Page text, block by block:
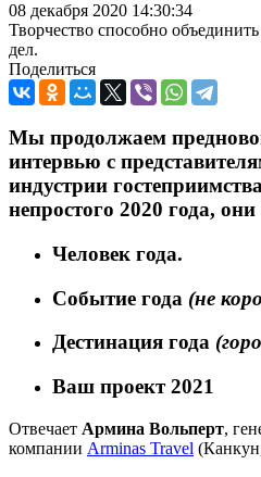
08 декабря 2020 14:30:34
Творчество способно
дел.
Поделиться
Мы продолжаем
интервью с
индустрии
непростого 2020 года,
Человек года.
Событие года (не
Дестинация года
Ваш проект 2021
Отвечает Армина Вольперт,
компании Arminas Travel